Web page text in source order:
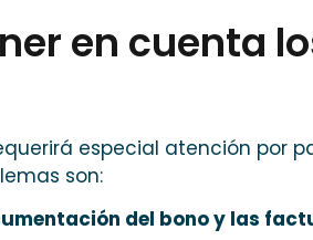
en cuenta
especial atención por
son:
del bono y las